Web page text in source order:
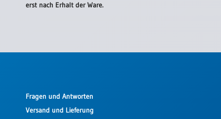
erst nach Erhalt der Ware.
Fragen und Antworten
Versand und Lieferung